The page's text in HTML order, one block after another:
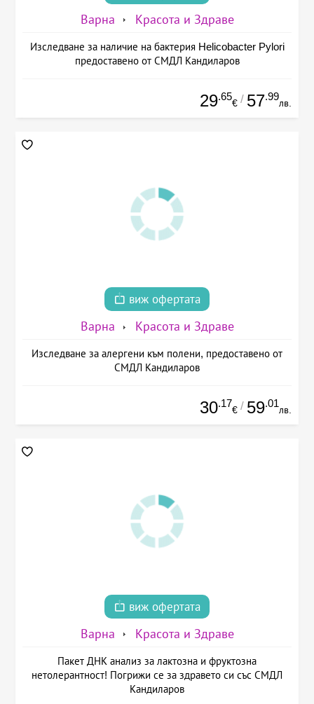
Варна Красота и Здраве
Изследване за наличие на бактерия Helicobacter Pylori
предоставено от СМДЛ Кандиларов
29.65
€ / 57.99
лв.
виж офертата
Варна Красота и Здраве
Изследване за алергени към полени, предоставено от
СМДЛ Кандиларов
30.17
€ / 59.01
лв.
виж офертата
Варна Красота и Здраве
Пакет ДНК анализ за лактозна и фруктозна
нетолерантност! Погрижи се за здравето си със СМДЛ
Кандиларов